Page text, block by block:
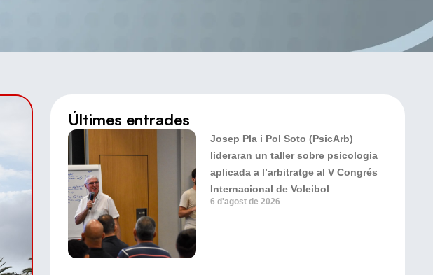
Últimes entrades
Josep Pla i Pol Soto (PsicArb)
lideraran un taller sobre psicologia
aplicada a l’arbitratge al V Congrés
Internacional de Voleibol
6 d'agost de 2026